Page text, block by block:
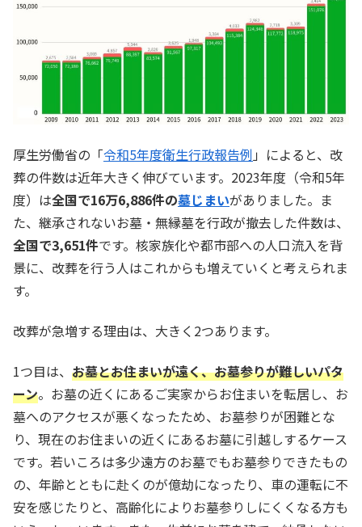
厚生労働省の「令和5年度衛生行政報告例 」によると、改
葬の件数は近年大きく伸びています。2023年度（令和5年
度）は全国で16万6,886件の墓じまいがありました。ま
た、継承されないお墓・無縁墓を行政が撤去した件数は、
全国で3,651件です。核家族化や都市部への人口流入を背
景に、改葬を行う人はこれからも増えていくと考えられま
す。
改葬が急増する理由は、大きく2つあります。
1つ目は、 お墓とお住まいが遠く、お墓参りが難しいパタ
ーン。お墓の近くにあるご実家からお住まいを転居し、お
墓へのアクセスが悪くなったため、お墓参りが困難とな
り、現在のお住まいの近くにあるお墓に引越しするケース
です。若いころは多少遠方のお墓でもお墓参りできたもの
の、年齢とともに赴くのが億劫になったり、車の運転に不
安を感じたりと、高齢化によりお墓参りしにくくなる方も